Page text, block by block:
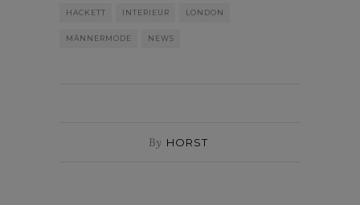
HACKETT INTERIEUR LONDON
MÄNNERMODE NEWS
By HORST